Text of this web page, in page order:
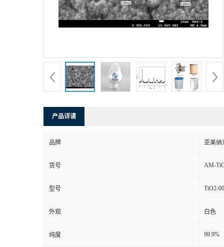
产品详请
品牌 亚美纳
货号
型号
外观 白色
纯度